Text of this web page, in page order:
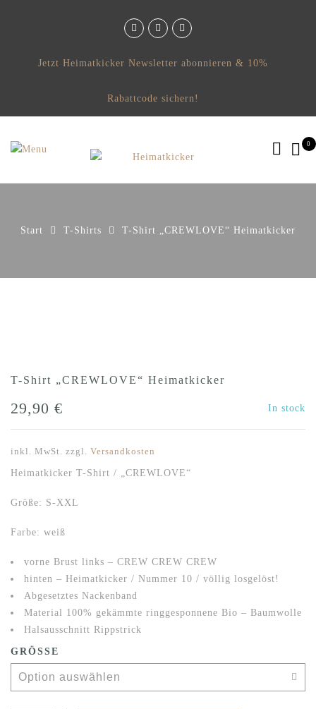
Jetzt Heimatkicker Newsletter abonnieren & 10%
Rabattcode sichern!
0
Start T-Shirts T-Shirt „CREWLOVE“ Heimatkicker
T-Shirt „CREWLOVE“ Heimatkicker
29,90 € In stock
inkl. MwSt. zzgl. Versandkosten
Heimatkicker T-Shirt / „CREWLOVE“
Größe: S-XXL
Farbe: weiß
vorne Brust links – CREW CREW CREW
hinten – Heimatkicker / Nummer 10 / völlig losgelöst!
Abgesetztes Nackenband
Material 100% gekämmte ringgesponnene Bio – Baumwolle
Halsausschnitt Rippstrick
GRÖSSE